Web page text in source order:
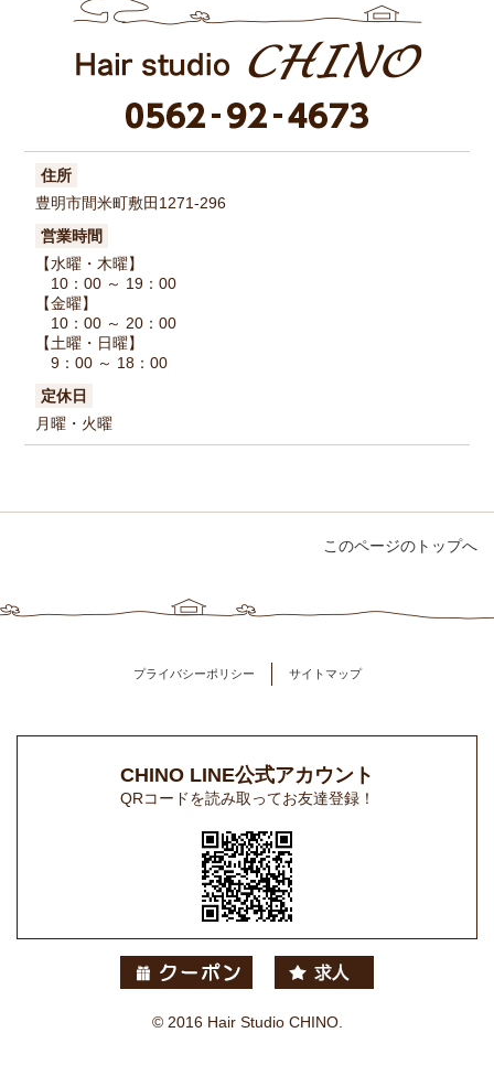
住所
豊明市間米町敷田1271-296
営業時間
【水曜・木曜】
10：00 ～ 19：00
【金曜】
10：00 ～ 20：00
【土曜・日曜】
9：00 ～ 18：00
定休日
月曜・火曜
このページのトップへ
プライバシーポリシー サイトマップ
CHINO LINE公式アカウント
QRコードを読み取ってお友達登録！
© 2016 Hair Studio CHINO.